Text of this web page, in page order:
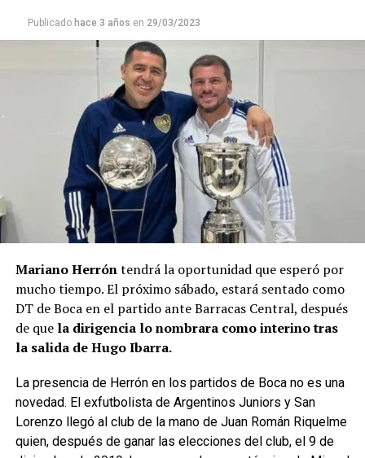
Publicado hace 3 años en 29/03/2023
Mariano Herróntendrá la oportunidad que esperó por
mucho tiempo. El próximo sábado, estará sentado como
DT de Boca en el partido ante Barracas Central, después
de quela dirigencia lo nombrara como interino tras
la salida de Hugo Ibarra.
La presencia de Herrón en los partidos de Boca no es una
novedad. El exfutbolista de Argentinos Juniors y San
Lorenzo llegó al club de la mano de Juan Román Riquelme
quien, después de ganar las elecciones del club, el 9 de